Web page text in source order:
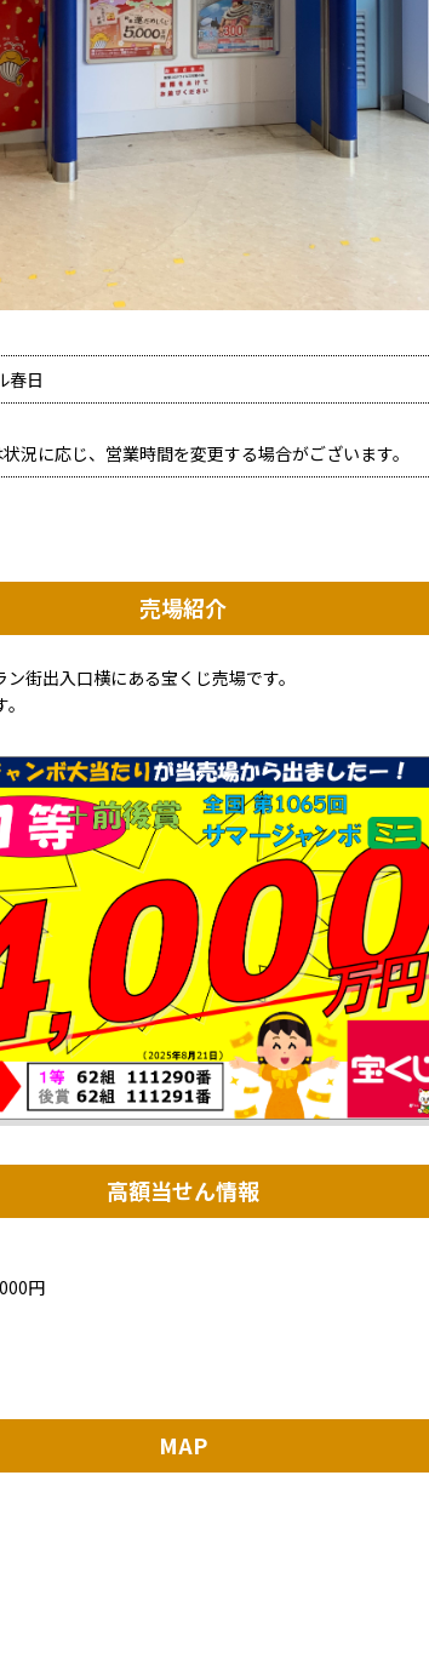
春日
況に応じ、営業時間を変更する場合がございます。
売場紹介
街出入口横にある宝くじ売場です。
高額当せん情報
円
MAP